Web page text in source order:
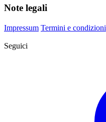
Note legali
Impressum Termini e condizioni
Seguici